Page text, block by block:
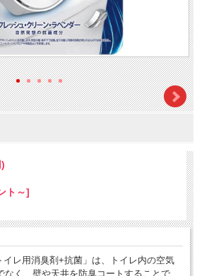
ト～]
レ用消臭剤+抗菌」は、トイレ内の空気
く、壁や天井を防臭コートすることで、